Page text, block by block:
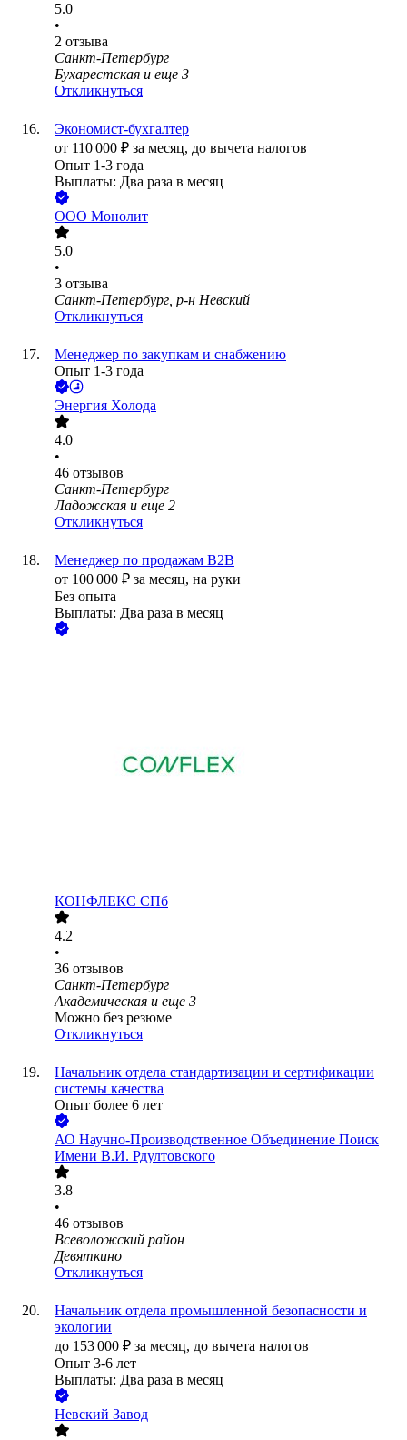
5.0
•
2 отзыва
Санкт-Петербург
Бухарестская и еще 3
Откликнуться
Экономист-бухгалтер
от 110 000 ₽ за месяц, до вычета налогов
Опыт 1-3 года
Выплаты: Два раза в месяц
ООО Монолит
5.0
•
3 отзыва
Санкт-Петербург, р-н Невский
Откликнуться
Менеджер по закупкам и снабжению
Опыт 1-3 года
Энергия Холода
4.0
•
46 отзывов
Санкт-Петербург
Ладожская и еще 2
Откликнуться
Менеджер по продажам B2B
от 100 000 ₽ за месяц, на руки
Без опыта
Выплаты: Два раза в месяц
КОНФЛЕКС СПб
4.2
•
36 отзывов
Санкт-Петербург
Академическая и еще 3
Можно без резюме
Откликнуться
Начальник отдела стандартизации и сертификации
системы качества
Опыт более 6 лет
АО Научно-Производственное Объединение Поиск
Имени В.И. Рдултовского
3.8
•
46 отзывов
Всеволожский район
Девяткино
Откликнуться
Начальник отдела промышленной безопасности и
экологии
до 153 000 ₽ за месяц, до вычета налогов
Опыт 3-6 лет
Выплаты: Два раза в месяц
Невский Завод